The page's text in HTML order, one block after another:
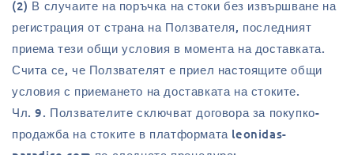
(2) В случаите на поръчка на стоки без извършване на
регистрация от страна на Ползвателя, последният
приема тези общи условия в момента на доставката.
Счита се, че Ползвателят е приел настоящите общи
условия с приемането на доставката на стоките.
Чл. 9. Ползвателите сключват договора за покупко-
продажба на стоките в платформата leonidas-